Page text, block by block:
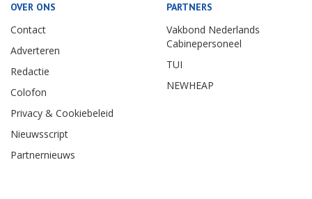
OVER ONS
Contact
Adverteren
Redactie
Colofon
Privacy & Cookiebeleid
Nieuwsscript
Partnernieuws
PARTNERS
Vakbond Nederlands
Cabinepersoneel
TUI
NEWHEAP